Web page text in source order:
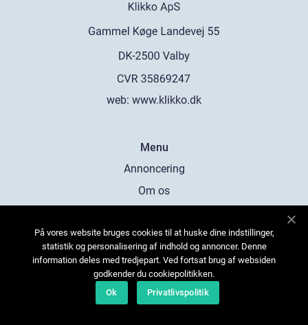
web: www.klikko.dk
Menu
Annoncering
Om os
Kontakt os
Sitemap
På vores website bruges cookies til at huske dine indstillinger,
statistik og personalisering af indhold og annoncer. Denne
information deles med tredjepart. Ved fortsat brug af websiden
godkender du cookiepolitikken.
Ok
Privatlivspolitik